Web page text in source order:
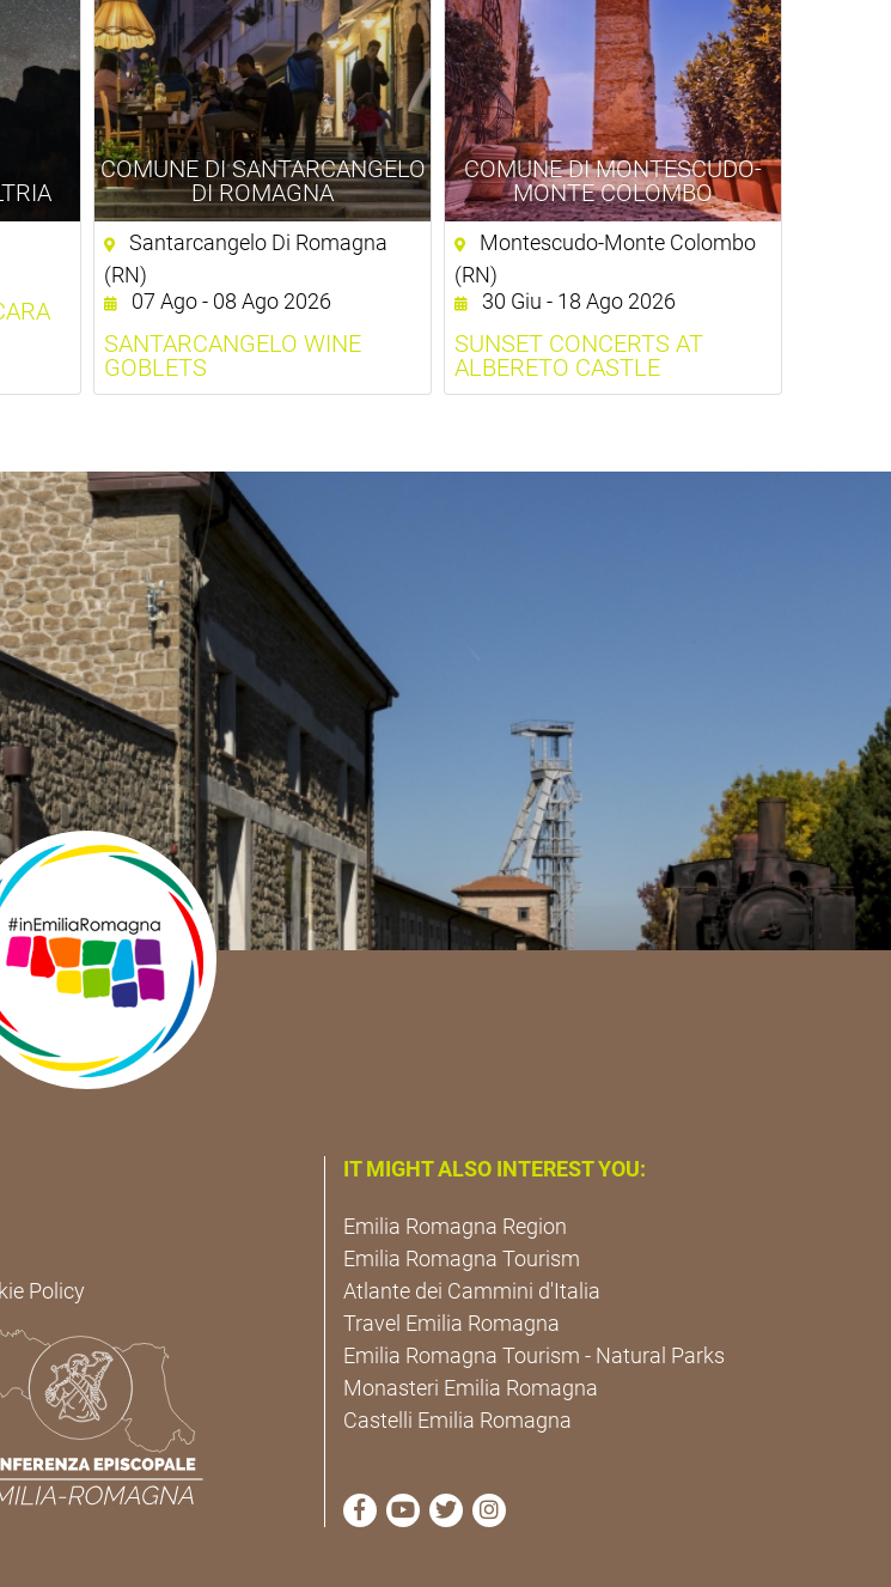
COMUNE DI SANTARCANGELO
DI ROMAGNA
Santarcangelo Di Romagna
(RN)
07 Ago - 08 Ago 2026
SANTARCANGELO WINE
GOBLETS
COMUNE DI MONTESCUDO-
MONTE COLOMBO
Montescudo-Monte Colombo
(RN)
30 Giu - 18 Ago 2026
SUNSET CONCERTS AT
ALBERETO CASTLE
Policy
IT MIGHT ALSO INTEREST YOU:
Emilia Romagna Region
Emilia Romagna Tourism
Atlante dei Cammini d'Italia
Travel Emilia Romagna
Emilia Romagna Tourism - Natural Parks
Monasteri Emilia Romagna
Castelli Emilia Romagna
visit Cammini Emilia-Romagna Facebook profile page
visit Cammini Emilia-Romagna YouTube profile
visit Cammini Emilia-Romagna Twitter profile
visit Cammini Emilia-Romagna